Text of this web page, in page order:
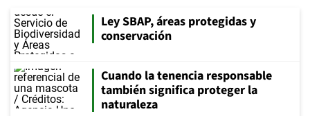
Ley SBAP, áreas protegidas y
conservación
Cuando la tenencia responsable
también significa proteger la
naturaleza